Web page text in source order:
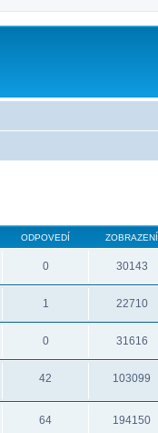
ODPOVEDÍ ZOBRAZENÍ
0 30143
1 22710
0 31616
42 103099
64 194150